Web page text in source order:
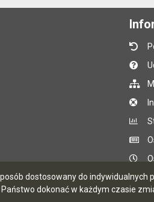
dostosowany do indywidualnych
dokonać w każdym czasie
CMS